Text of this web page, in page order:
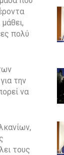
πολύ
την
να
τους